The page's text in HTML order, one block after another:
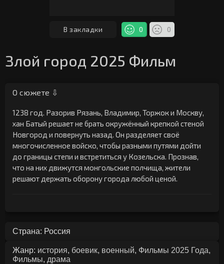
В закладки 0 0
Злой город 2025 Фильм
О сюжете ⇩
1238 год. Разорив Рязань, Владимир, Торжок и Москву,
хан Батый решает не брать окружённый крепкой стеной
Новгород и повернуть назад. Он разделяет своё
многочисленное войско, чтобы разными путями дойти
до границы степи и встретиться у Козельска. Прознав,
что на них движутся монгольские полчища, жители
решают держать оборону города любой ценой.
Страна: Россия
Жанр: история, боевик, военный, Фильмы 2025 Года,
Фильмы, драма